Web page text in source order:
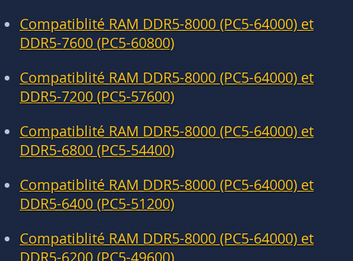
Compatiblité RAM DDR5-8000 (PC5-64000) et
DDR5-7600 (PC5-60800)
Compatiblité RAM DDR5-8000 (PC5-64000) et
DDR5-7200 (PC5-57600)
Compatiblité RAM DDR5-8000 (PC5-64000) et
DDR5-6800 (PC5-54400)
Compatiblité RAM DDR5-8000 (PC5-64000) et
DDR5-6400 (PC5-51200)
Compatiblité RAM DDR5-8000 (PC5-64000) et